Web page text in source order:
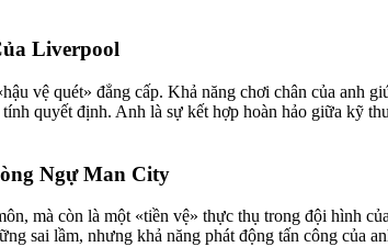
Liverpool
vệ quét» đẳng cấp. Khả năng chơi chân của anh
quyết định. Anh là sự kết hợp hoàn hảo giữa kỹ
Ngự Man City
mà còn là một «tiền vệ» thực thụ trong đội hình
sai lầm, nhưng khả năng phát động tấn công của